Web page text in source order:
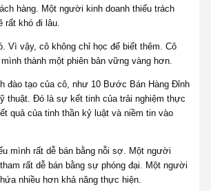
hàng. Một người kinh doanh thiếu trách
rất khó đi lâu.
Vì vậy, cô không chỉ học để biết thêm. Cô
thành một phiên bản vững vàng hơn.
đào tạo của cô, như 10 Bước Bán Hàng Đỉnh
thuật. Đó là sự kết tinh của trải nghiệm thực
quả của tinh thần kỷ luật và niềm tin vào
mình rất dễ bán bằng nỗi sợ. Một người
rất dễ bán bằng sự phóng đại. Một người
nhiều hơn khả năng thực hiện.